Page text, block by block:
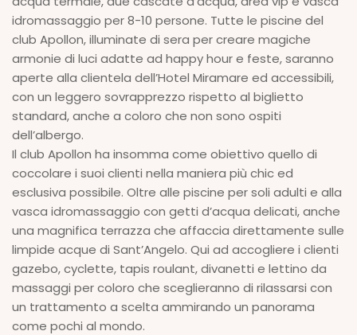
idromassaggio per 8-10 persone. Tutte le piscine del
club Apollon, illuminate di sera per creare magiche
armonie di luci adatte ad happy hour e feste, saranno
aperte alla clientela dell’Hotel Miramare ed accessibili,
con un leggero sovrapprezzo rispetto al biglietto
standard, anche a coloro che non sono ospiti
dell’albergo.
Il club Apollon ha insomma come obiettivo quello di
coccolare i suoi clienti nella maniera più chic ed
esclusiva possibile. Oltre alle piscine per soli adulti e alla
vasca idromassaggio con getti d’acqua delicati, anche
una magnifica terrazza che affaccia direttamente sulle
limpide acque di Sant’Angelo. Qui ad accogliere i clienti
gazebo, cyclette, tapis roulant, divanetti e lettino da
massaggi per coloro che sceglieranno di rilassarsi con
un trattamento a scelta ammirando un panorama
come pochi al mondo.